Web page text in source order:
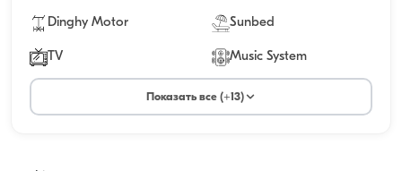
Dinghy Motor Sunbed
TV Music System
Показать все (+13)